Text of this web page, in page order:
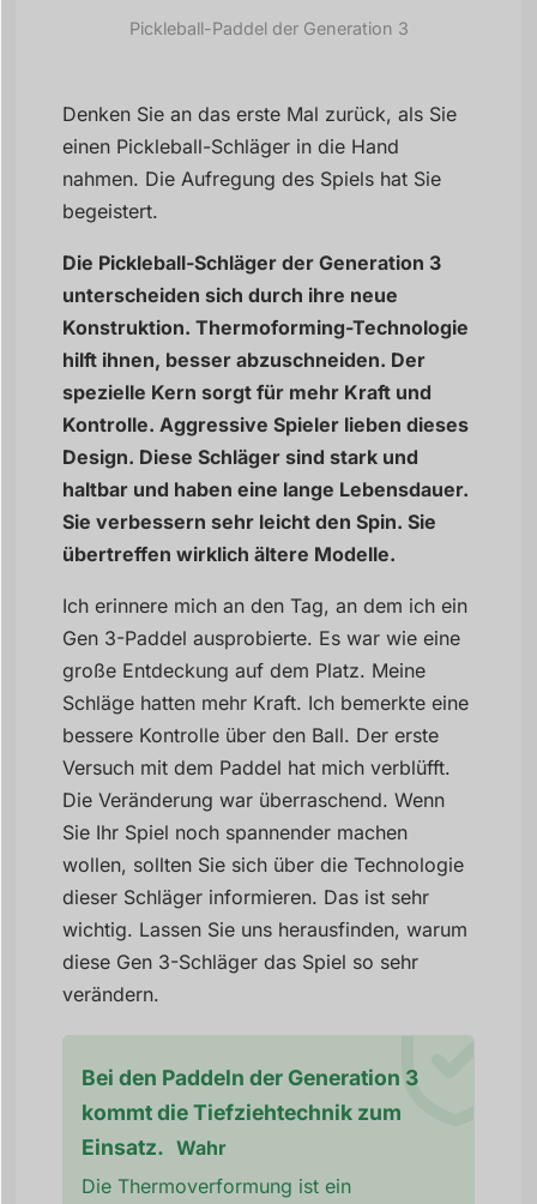
Pickleball-Paddel der Generation 3
Denken Sie an das erste Mal zurück, als Sie
einen Pickleball-Schläger in die Hand
nahmen. Die Aufregung des Spiels hat Sie
begeistert.
Die Pickleball-Schläger der Generation 3
unterscheiden sich durch ihre neue
Konstruktion. Thermoforming-Technologie
hilft ihnen, besser abzuschneiden. Der
spezielle Kern sorgt für mehr Kraft und
Kontrolle. Aggressive Spieler lieben dieses
Design. Diese Schläger sind stark und
haltbar und haben eine lange Lebensdauer.
Sie verbessern sehr leicht den Spin. Sie
übertreffen wirklich ältere Modelle.
Ich erinnere mich an den Tag, an dem ich ein
Gen 3-Paddel ausprobierte. Es war wie eine
große Entdeckung auf dem Platz. Meine
Schläge hatten mehr Kraft. Ich bemerkte eine
bessere Kontrolle über den Ball. Der erste
Versuch mit dem Paddel hat mich verblüfft.
Die Veränderung war überraschend. Wenn
Sie Ihr Spiel noch spannender machen
wollen, sollten Sie sich über die Technologie
dieser Schläger informieren. Das ist sehr
wichtig. Lassen Sie uns herausfinden, warum
diese Gen 3-Schläger das Spiel so sehr
verändern.
Bei den Paddeln der Generation 3
kommt die Tiefziehtechnik zum
Einsatz. Wahr
Die Thermoverformung ist ein